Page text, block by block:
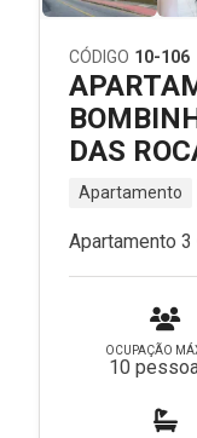
CÓDIGO 10-106
DAS
Apartamento
Apartamento
OCUPAÇÃO
10